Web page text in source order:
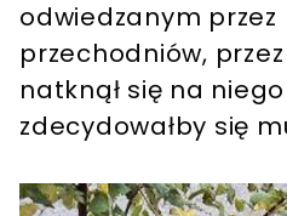
odwiedzanym przez
przechodniów,
natknął się na
zdecydowałby się